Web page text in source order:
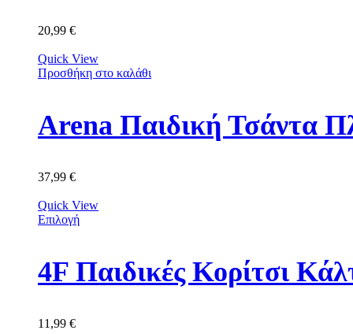
20,99 €
Quick View
Προσθήκη στο καλάθι
Arena Παιδική Τσάντα
37,99 €
Quick View
Επιλογή
11,99 €